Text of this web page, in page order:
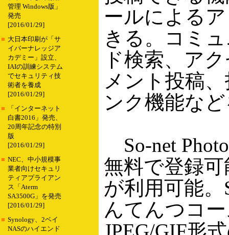
管理 Windows版」
発売
[2016/01/29]
■ 大日本印刷が「サ
イバーナレッジア
カデミー」設立、
IAIの訓練システム
でセキュリティ技
術者を養成
[2016/01/29]
■
「インターネット
白書2016」発売、
20周年記念の特別
版
[2016/01/29]
■ NEC、中小規模事
業者向けセキュリ
ティアプライアン
ス「Aterm
SA3500G」を発売
[2016/01/29]
■ Synology、2ベイ
NASのハイエンド
ールによる
きる。コミ
ド検索、ア
メント投稿
ンク機能な
So-net
無料で登録
が利用可能。
んてんつコ